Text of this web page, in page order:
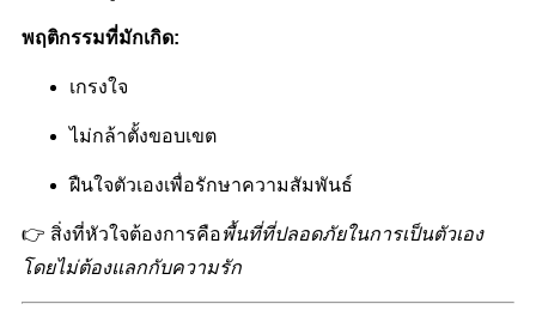
พฤติกรรมที่มักเกิด:
เกรงใจ
ไม่กล้าตั้งขอบเขต
ฝืนใจตัวเองเพื่อรักษาความสัมพันธ์
👉 สิ่งที่หัวใจต้องการคือพื้นที่ที่ปลอดภัยในการเป็นตัวเอง
โดยไม่ต้องแลกกับความรัก